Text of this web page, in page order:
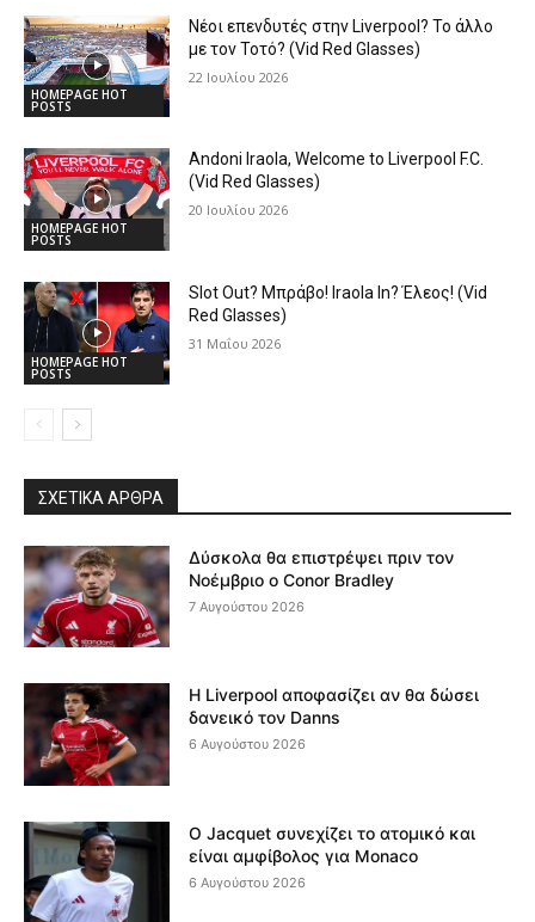
HOMEPAGE HOT
POSTS
Νέοι επενδυτές στην Liverpool? Το άλλο
με τον Τοτό? (Vid Red Glasses)
22 Ιουλίου 2026
HOMEPAGE HOT
POSTS
Andoni Iraola, Welcome to Liverpool F.C.
(Vid Red Glasses)
20 Ιουλίου 2026
HOMEPAGE HOT
POSTS
Slot Out? Μπράβο! Iraola In? Έλεος! (Vid
Red Glasses)
31 Μαΐου 2026
ΣΧΕΤΙΚΆ ΆΡΘΡΑ
Δύσκολα θα επιστρέψει πριν τον
Νοέμβριο ο Conor Bradley
7 Αυγούστου 2026
Η Liverpool αποφασίζει αν θα δώσει
δανεικό τον Danns
6 Αυγούστου 2026
Ο Jacquet συνεχίζει το ατομικό και
είναι αμφίβολος για Monaco
6 Αυγούστου 2026